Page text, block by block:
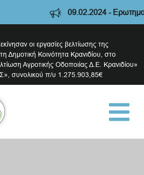
09.02.2024 -
οι εργασίες βελτίωσης της
Δημοτική Κοινότητα Κρανιδίου, στο
Αγροτικής Οδοποιίας Δ.Ε. Κρανιδίου»
συνολικού π/υ 1.275.903,85€